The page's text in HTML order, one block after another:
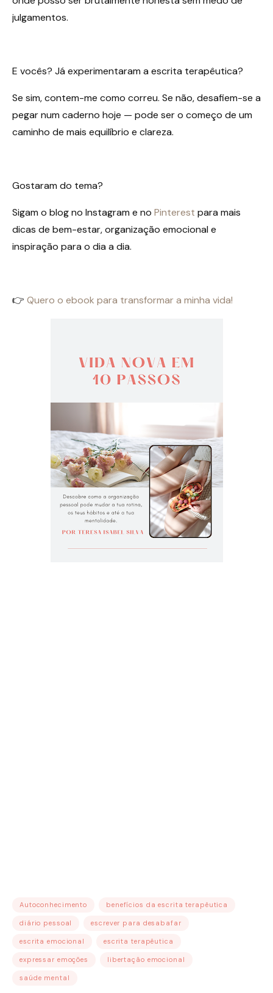
julgamentos.
E vocês? Já experimentaram a escrita terapêutica?
Se sim, contem-me como correu. Se não, desafiem-se a
pegar num caderno hoje — pode ser o começo de um
caminho de mais equilíbrio e clareza.
Gostaram do tema?
Sigam o blog no Instagram e no Pinterest para mais
dicas de bem-estar, organização emocional e
inspiração para o dia a dia.
👉 Quero o ebook para transformar a minha vida!
Autoconhecimento benefícios da escrita terapêutica
diário pessoal escrever para desabafar
escrita emocional escrita terapêutica
expressar emoções libertação emocional
saúde mental